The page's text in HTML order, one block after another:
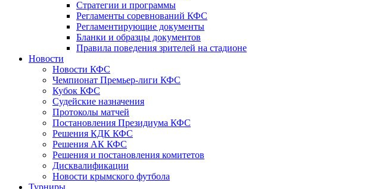
Стратегии и программы
Регламенты соревнований КФС
Регламентирующие документы
Бланки и образцы документов
Правила поведения зрителей на стадионе
Новости
Новости КФС
Чемпионат Премьер-лиги КФС
Кубок КФС
Судейские назначения
Протоколы матчей
Постановления Президиума КФС
Решения КДК КФС
Решения АК КФС
Решения и постановления комитетов
Дисквалификации
Новости крымского футбола
Турниры